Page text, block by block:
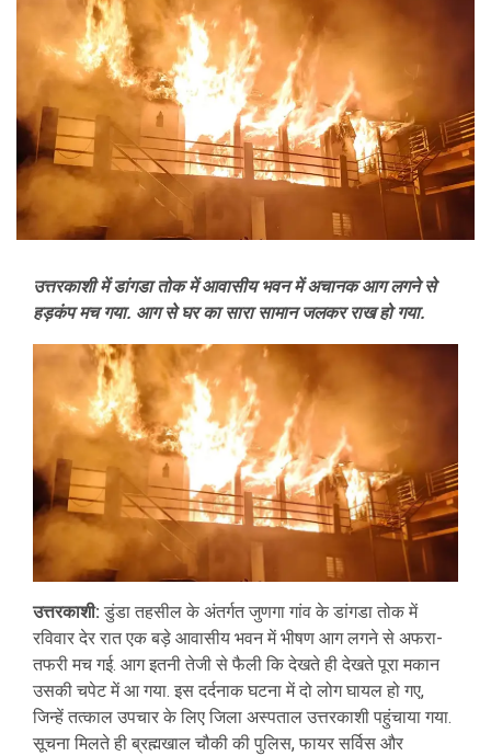
उत्तरकाशी में डांगडा तोक में आवासीय भवन में अचानक आग लगने से
हड़कंप मच गया. आग से घर का सारा सामान जलकर राख हो गया.
उत्तरकाशी: डुंडा तहसील के अंतर्गत जुणगा गांव के डांगडा तोक में
रविवार देर रात एक बड़े आवासीय भवन में भीषण आग लगने से अफरा-
तफरी मच गई. आग इतनी तेजी से फैली कि देखते ही देखते पूरा मकान
उसकी चपेट में आ गया. इस दर्दनाक घटना में दो लोग घायल हो गए,
जिन्हें तत्काल उपचार के लिए जिला अस्पताल उत्तरकाशी पहुंचाया गया.
सूचना मिलते ही ब्रह्मखाल चौकी की पुलिस, फायर सर्विस और